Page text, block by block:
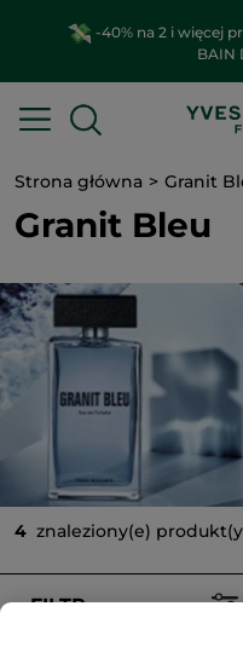
-40% na 2 i więcej
BAIN
Strona główna Granit
Granit Bleu
4 znaleziony(e)
FILTR